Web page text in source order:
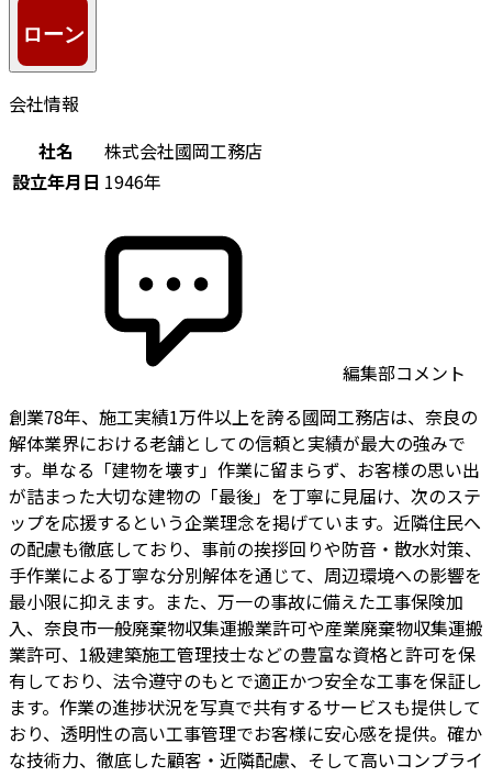
会社情報
社名
株式会社國岡工務店
設立年月日 1946年
編集部コメント
創業78年、施工実績1万件以上を誇る國岡工務店は、奈良の
解体業界における老舗としての信頼と実績が最大の強みで
す。単なる「建物を壊す」作業に留まらず、お客様の思い出
が詰まった大切な建物の「最後」を丁寧に見届け、次のステ
ップを応援するという企業理念を掲げています。近隣住民へ
の配慮も徹底しており、事前の挨拶回りや防音・散水対策、
手作業による丁寧な分別解体を通じて、周辺環境への影響を
最小限に抑えます。また、万一の事故に備えた工事保険加
入、奈良市一般廃棄物収集運搬業許可や産業廃棄物収集運搬
業許可、1級建築施工管理技士などの豊富な資格と許可を保
有しており、法令遵守のもとで適正かつ安全な工事を保証し
ます。作業の進捗状況を写真で共有するサービスも提供して
おり、透明性の高い工事管理でお客様に安心感を提供。確か
な技術力、徹底した顧客・近隣配慮、そして高いコンプライ